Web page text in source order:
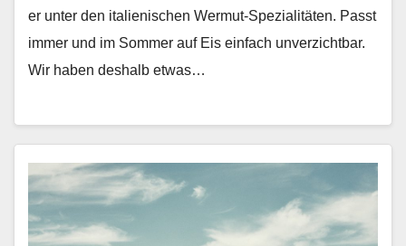
er unter den ital­ienis­chen Wer­mut-Spezial­itäten. Passt
immer und im Som­mer auf Eis ein­fach unverzicht­bar.
Wir haben deshalb etwas…